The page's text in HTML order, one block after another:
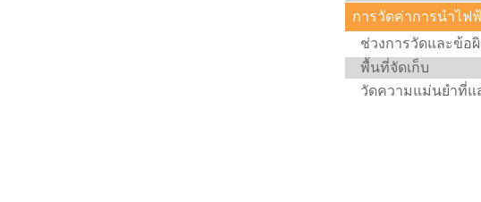
การวัดค่าการนำไฟ
ช่วงการวัดและข้อ
พื้นที่จัดเก็บ
วัดความแม่นยำที่แ